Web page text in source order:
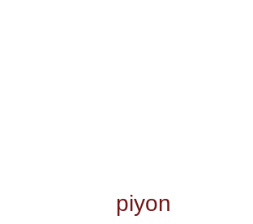
piyon